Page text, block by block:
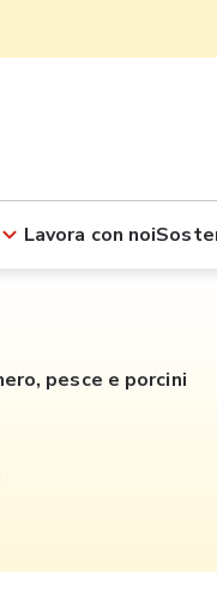
Lavora con noi
pesce e porcini